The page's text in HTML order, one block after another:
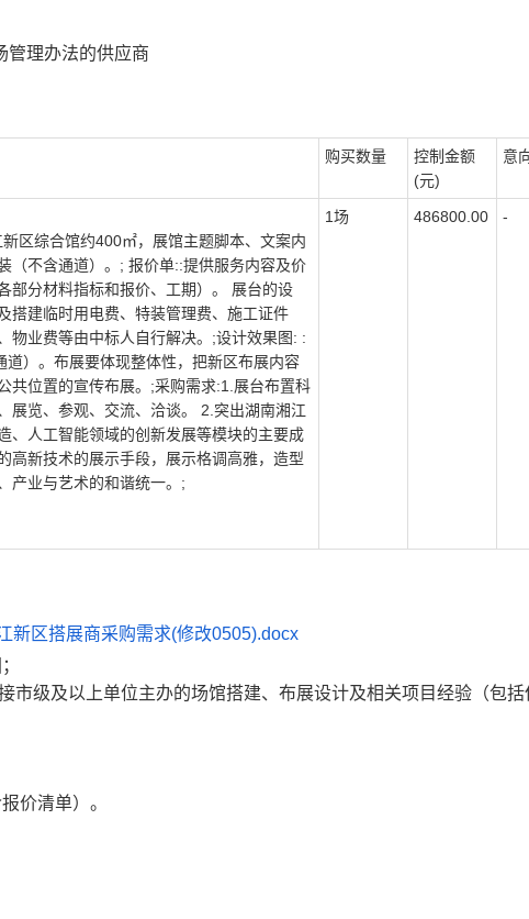
管理办法的供应商
购买数量
控制金额
(元)
意
区综合馆约400㎡，展馆主题脚本、文案内
（不含通道）。; 报价单::提供服务内容及价
部分材料指标和报价、工期）。 展台的设
搭建临时用电费、特装管理费、施工证件
物业费等由中标人自行解决。;设计效果图: :
）。布展要体现整体性，把新区布展内容
共位置的宣传布展。;采购需求:1.展台布置科
展览、参观、交流、洽谈。 2.突出湖南湘江
、人工智能领域的创新发展等模块的主要成
高新技术的展示手段，展示格调高雅，造型
产业与艺术的和谐统一。;
1场 486800.00 -
新区搭展商采购需求(修改0505).docx
级及以上单位主办的场馆搭建、布展设计及相关项目经验（包括
价清单）。